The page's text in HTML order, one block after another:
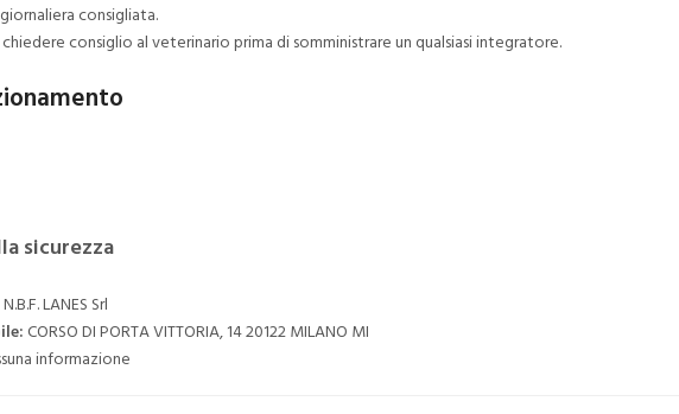
consigliata.
consiglio al veterinario prima di somministrare un qualsiasi integratore.
sicurezza
N.B.F. LANES Srl
CORSO DI PORTA VITTORIA, 14 20122 MILANO MI
informazione